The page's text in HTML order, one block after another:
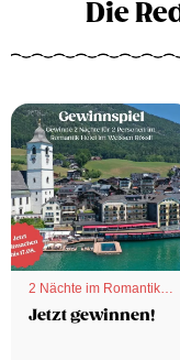
Die
2 Nächte im Romantik
Hotel
Jetzt gewinnen!